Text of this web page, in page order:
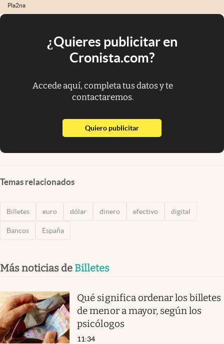
Pla2na
¿Quieres publicitar en
Cronista.com?
Accede aquí, completa tus datos y te
contactaremos.
Quiero publicitarabre en nueva pestaña
Temas relacionados
Billetes euro dólar dinero efectivo digital
Bancos España
Más noticias de Billetes
Qué significa ordenar los billetes
de menor a mayor, según los
psicólogos
11:34